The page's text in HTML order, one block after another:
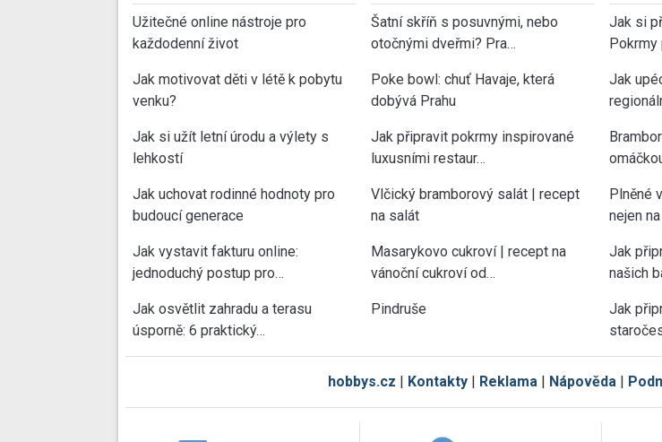
Užitečné online nástroje pro
každodenní život
Jak motivovat děti v létě k pobytu
venku?
Jak si užít letní úrodu a výlety s
lehkostí
Jak uchovat rodinné hodnoty pro
budoucí generace
Jak vystavit fakturu online:
jednoduchý postup pro…
Jak osvětlit zahradu a terasu
úsporně: 6 praktický…
Šatní skříň s posuvnými, nebo
otočnými dveřmi? Pra…
Poke bowl: chuť Havaje, která
dobývá Prahu
Jak připravit pokrmy inspirované
luxusními restaur…
Vlčický bramborový salát | recept
na salát
Masarykovo cukroví | recept na
vánoční cukroví od…
Pindruše
Jak si
Pokrmy
Jak
Plněné
nejen
Jak
našich
Jak
hobbys.cz | Kontakty | Reklama | Nápověda |